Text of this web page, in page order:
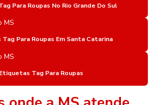
Branca
Com Impressora
Para Impressora Argox
Para Colchões
De Estoque
Para Roupas No Rio Grande Do Sul
Para Roupas Em Santa Catarina
Etiquetas Tag Para Roupas